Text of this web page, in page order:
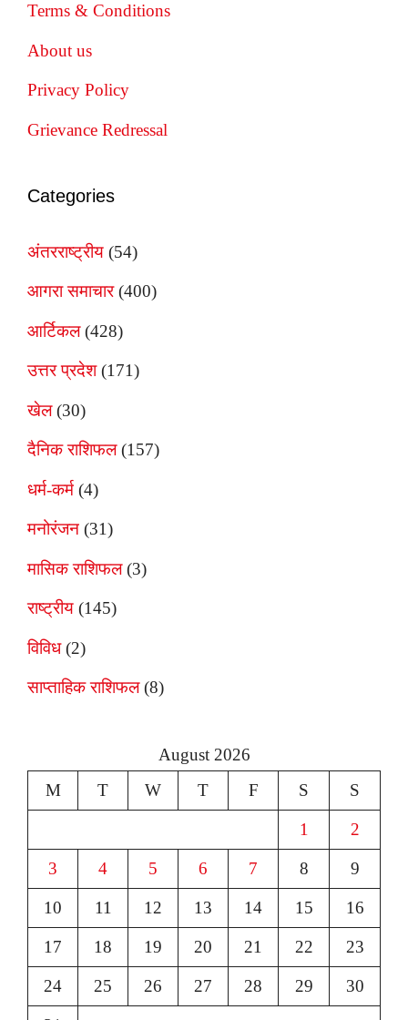
Terms & Conditions
About us
Privacy Policy
Grievance Redressal
Categories
अंतरराष्ट्रीय (54)
आगरा समाचार(400)
आर्टिकल(428)
उत्तर प्रदेश(171)
खेल(30)
दैनिक राशिफल(157)
धर्म-कर्म (4)
मनोरंजन (31)
मासिक राशिफल(3)
राष्ट्रीय (145)
विविध(2)
साप्ताहिक राशिफल(8)
August 2026
M
T W T F S S
1 2
3 4 5 6 7 8 9
10 11 12 13 14 15 16
17 18 19 20 21 22 23
24 25 26 27 28 29 30